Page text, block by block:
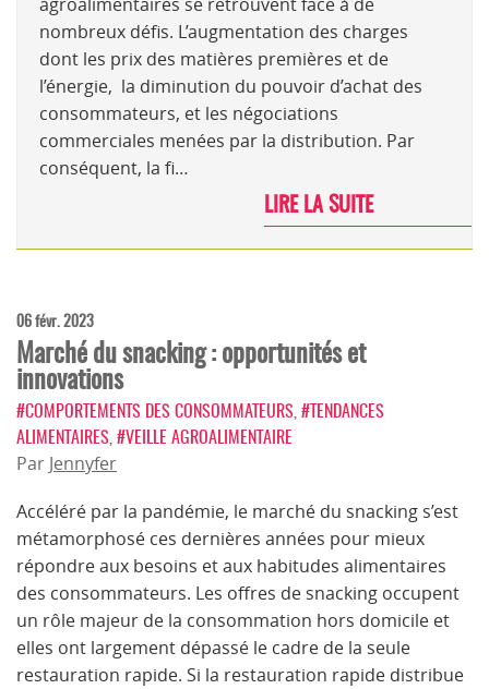
nombreux défis. L’augmentation des charges
dont les prix des matières premières et de
l’énergie, la diminution du pouvoir d’achat des
consommateurs, et les négociations
commerciales menées par la distribution. Par
conséquent, la fi…
LIRE LA SUITE
06 févr. 2023
Marché du snacking : opportunités et
innovations
#COMPORTEMENTS DES CONSOMMATEURS #TENDANCES
ALIMENTAIRES #VEILLE AGROALIMENTAIRE
Par Jennyfer
Accéléré par la pandémie, le marché du snacking s’est
métamorphosé ces dernières années pour mieux
répondre aux besoins et aux habitudes alimentaires
des consommateurs. Les offres de snacking occupent
un rôle majeur de la consommation hors domicile et
elles ont largement dépassé le cadre de la seule
restauration rapide. Si la restauration rapide distribue